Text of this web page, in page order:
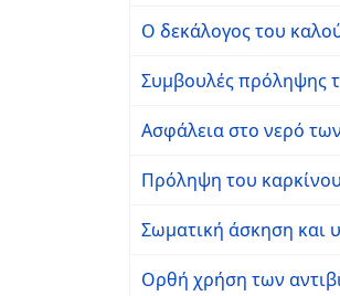
Ο δεκάλογος του
Συμβουλές πρόληψης
Ασφάλεια στο νερό
Πρόληψη του
Σωματική άσκηση και
Ορθή χρήση των